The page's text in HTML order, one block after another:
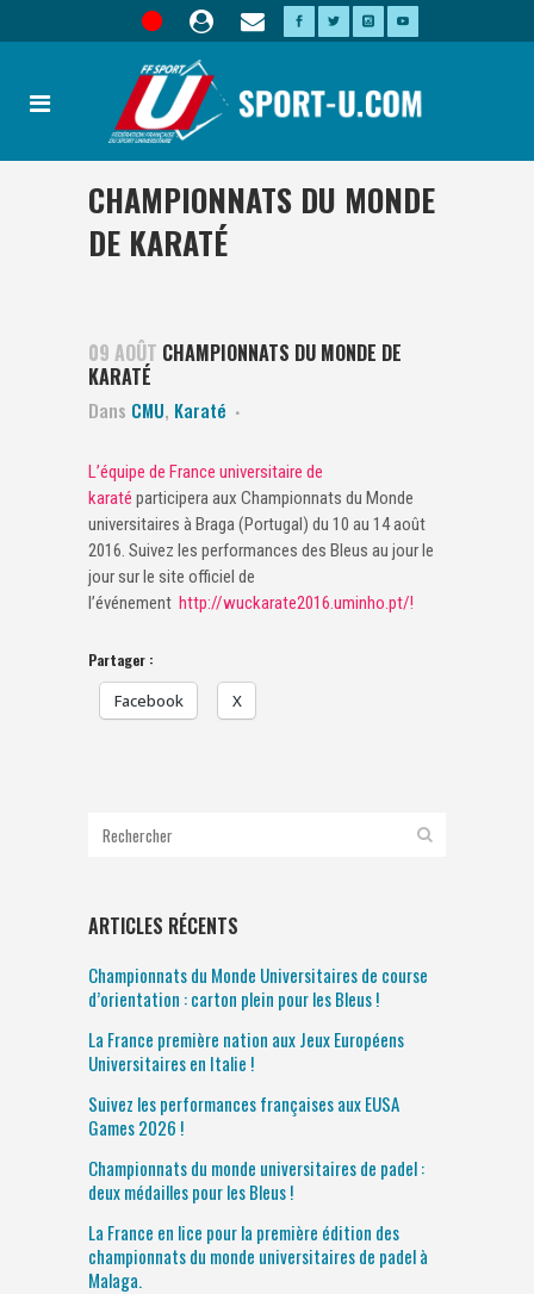
CHAMPIONNATS DU MONDE
DE KARATÉ
09 AOÛT CHAMPIONNATS DU MONDE DE
KARATÉ
Dans CMU, Karaté
L’équipe de France universitaire de
karaté participera aux Championnats du Monde
universitaires à Braga (Portugal) du 10 au 14 août
2016. Suivez les performances des Bleus au jour le
jour sur le site officiel de
l’événement http://wuckarate2016.uminho.pt/!
Partager :
Facebook X
ARTICLES RÉCENTS
Championnats du Monde Universitaires de course
d’orientation : carton plein pour les Bleus !
La France première nation aux Jeux Européens
Universitaires en Italie !
Suivez les performances françaises aux EUSA
Games 2026 !
Championnats du monde universitaires de padel :
deux médailles pour les Bleus !
La France en lice pour la première édition des
championnats du monde universitaires de padel à
Malaga.